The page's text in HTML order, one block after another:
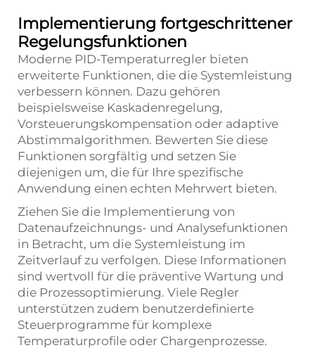
Implementierung fortgeschrittener
Regelungsfunktionen
Moderne PID-Temperaturregler bieten
erweiterte Funktionen, die die Systemleistung
verbessern können. Dazu gehören
beispielsweise Kaskadenregelung,
Vorsteuerungskompensation oder adaptive
Abstimmalgorithmen. Bewerten Sie diese
Funktionen sorgfältig und setzen Sie
diejenigen um, die für Ihre spezifische
Anwendung einen echten Mehrwert bieten.
Ziehen Sie die Implementierung von
Datenaufzeichnungs- und Analysefunktionen
in Betracht, um die Systemleistung im
Zeitverlauf zu verfolgen. Diese Informationen
sind wertvoll für die präventive Wartung und
die Prozessoptimierung. Viele Regler
unterstützen zudem benutzerdefinierte
Steuerprogramme für komplexe
Temperaturprofile oder Chargenprozesse.